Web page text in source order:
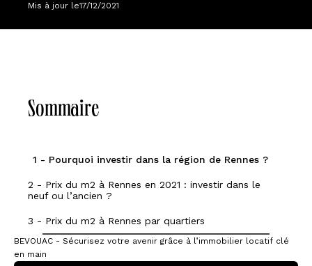
Mis à jour le17/12/2021
Sommaire
1 - Pourquoi investir dans la région de Rennes ?
2 - Prix du m2 à Rennes en 2021 : investir dans le
neuf ou l’ancien ?
3 - Prix du m2 à Rennes par quartiers
BEVOUAC - Sécurisez votre avenir grâce à l’immobilier locatif clé
en main